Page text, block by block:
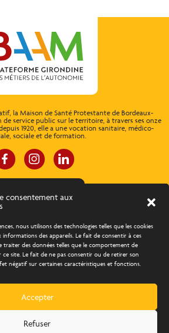
consentement aux
nous utilisons des technologies telles que les cookies
des appareils. Le fait de consentir à ces
traiter des données telles que le comportement de
ce site. Le fait de ne pas consentir ou de retirer son
négatif sur certaines caractéristiques et fonctions.
Accepter
Refuser
la Maison de Santé Protestante de Bordeaux-
de service public sur le territoire, à travers ses onze
1920, elle a une vocation sanitaire, médico-
sociale et de formation.
Concours d’éloquence
Trouver un emploi
Com Together
droits réservés